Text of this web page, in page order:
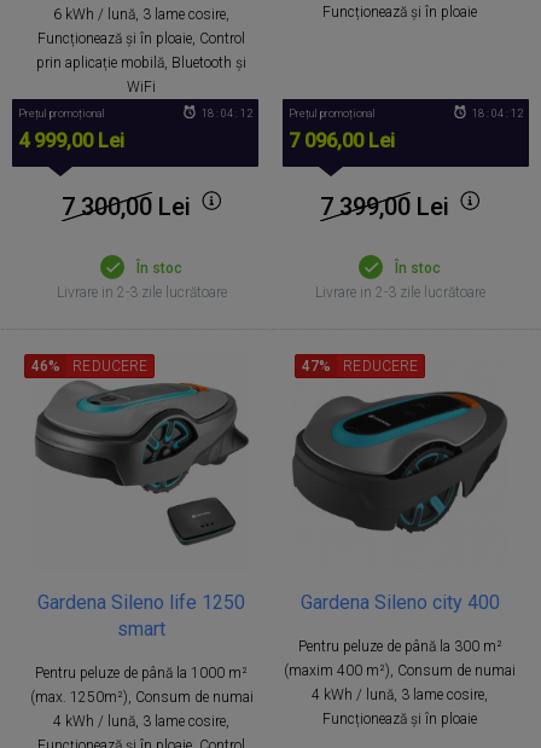
6 kWh / lună, 3 lame cosire,
Funcționează și în ploaie, Control
prin aplicație mobilă, Bluetooth și
WiFi
Prețul promoțional
4 999,00 Lei
18 : 04 : 11
7 300,00Lei
În stoc
Livrare in 2-3 zile lucrătoare
Funcționează și în ploaie
Prețul promoțional
7 096,00 Lei
18 : 04 : 11
7 399,00Lei
În stoc
Livrare in 2-3 zile lucrătoare
Gardena Sileno life 1250
smart
Pentru peluze de până la 1000 m²
(max. 1250m²), Consum de numai
4 kWh / lună, 3 lame cosire,
46% REDUCERE
Gardena Sileno city 400
Pentru peluze de până la 300 m²
(maxim 400 m²), Consum de numai
4 kWh / lună, 3 lame cosire,
Funcționează și în ploaie
47% REDUCERE